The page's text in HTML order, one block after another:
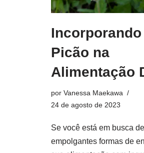
Incorporando
Picão na
Alimentação
por Vanessa Maekawa
24 de agosto de 2023
Se você está em busca
empolgantes formas de